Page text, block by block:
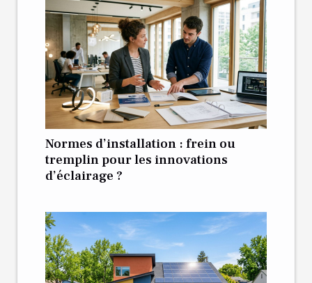
Normes d’installation : frein ou
tremplin pour les innovations
d’éclairage ?